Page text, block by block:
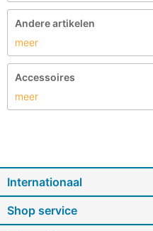
Andere artikelen
meer
Accessoires
meer
Internationaal
Shop service